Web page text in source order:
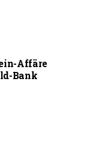
Affäre
Bank